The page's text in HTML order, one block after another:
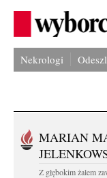
Nekrologi
MARIAN
Z głębokim żalem